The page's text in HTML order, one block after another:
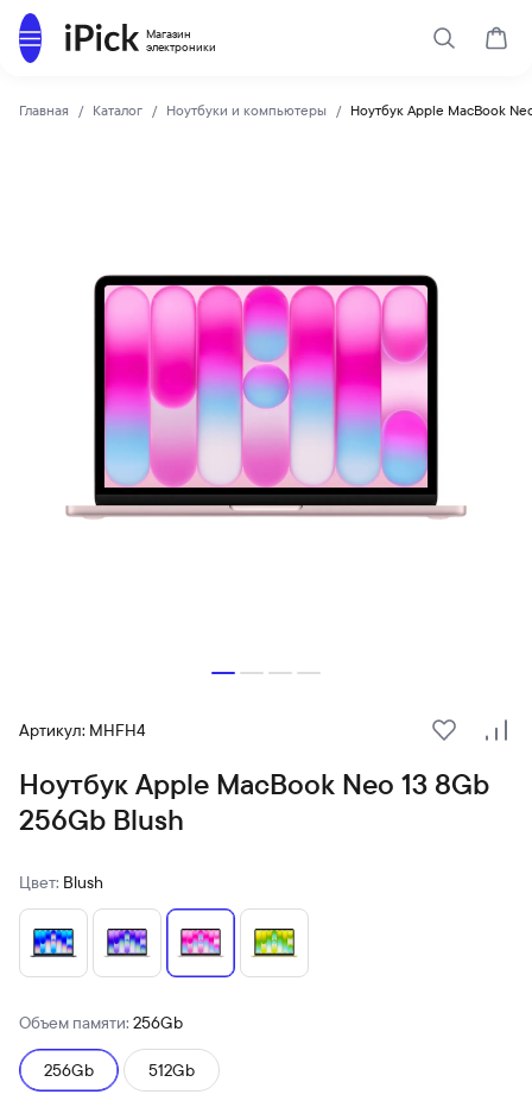
Магазин
электроники
Каталог
Поиск
Главная Каталог Ноутбуки и компьютеры Ноутбук Apple MacBook
Артикул: MHFH4
В
Ноутбук Apple MacBook Neo 13 8Gb
256Gb Blush
Цвет: Blush
Объем памяти: 256Gb
256Gb 512Gb